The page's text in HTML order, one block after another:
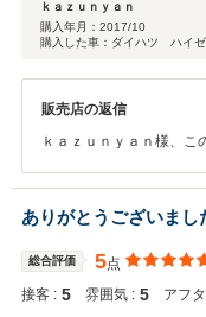
ｋａｚｕｎｙａｎ
購入年月： 2017/10
購入した車：ダイハツ ハイ
販売店の返信
ｋａｚｕｎｙａｎ様、こ
思います。お近くなので
ありがとうございまし
総合評価 5点
接客 : 5 雰囲気 : 5 アフ